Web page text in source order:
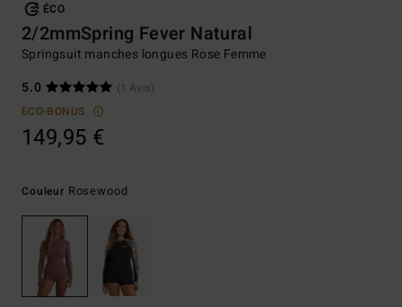
ÉCO
2/2mmSpring Fever Natural
Springsuit manches longues Rose Femme
5.0
(1 Avis)
ECO-BONUS
149,95 €
Couleur Rosewood